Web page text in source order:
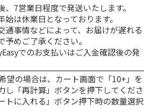
7営業日程度で発送いたします。
は休業日となっております。
事情などによって、お届けが遅れる
めご了承ください。
でのお支払いはご入金確認後の発
望の場合は、カート画面で「10+」を
し「再計算」ボタンを押下してくださ
トに入れる」ボタン押下時の数量選択